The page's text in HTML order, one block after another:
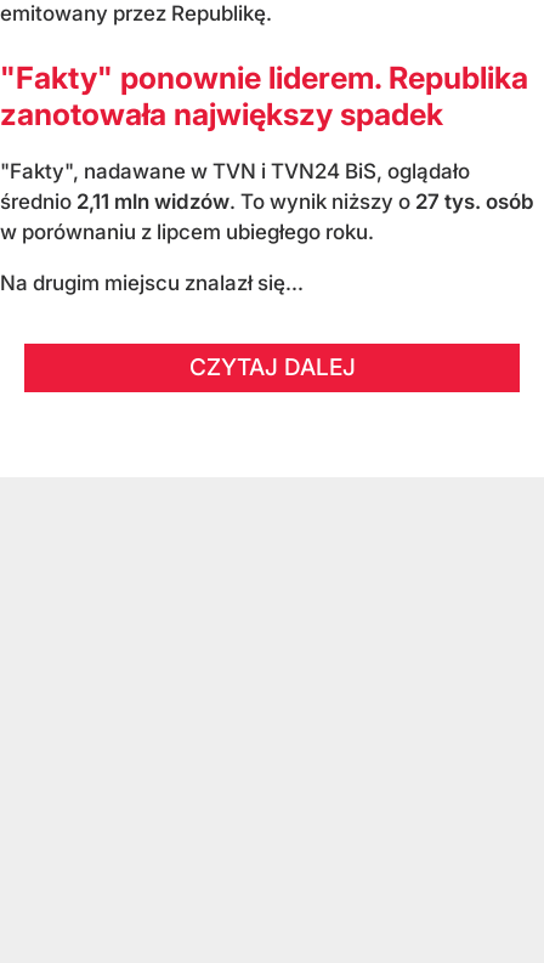
emitowany przez Republikę.
"Fakty" ponownie liderem. Republika
zanotowała największy spadek
"Fakty", nadawane w TVN i TVN24 BiS, oglądało
średnio 2,11 mln widzów. To wynik niższy o 27 tys. osób
w porównaniu z lipcem ubiegłego roku.
Na drugim miejscu znalazł się...
CZYTAJ DALEJ